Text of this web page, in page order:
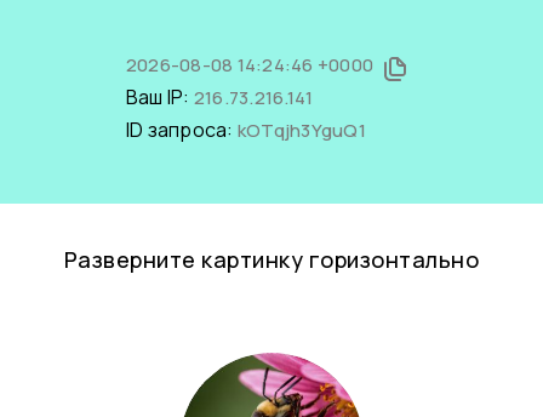
2026-08-08 14:24:46 +0000
Ваш IP: 216.73.216.141
ID запроса: kOTqjh3YguQ1
Разверните картинку горизонтально